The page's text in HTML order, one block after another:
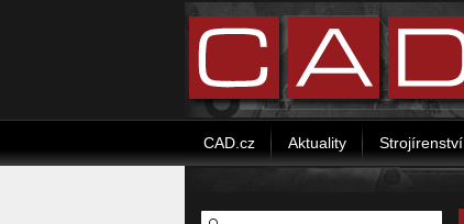
CAD.cz Aktuality Strojírenství